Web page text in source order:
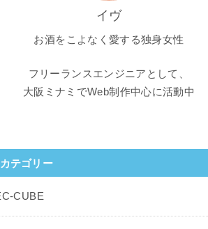
イヴ
お酒をこよなく愛する独身女性
フリーランスエンジニアとして、
大阪ミナミでWeb制作中心に活動中
カテゴリー
CUBE